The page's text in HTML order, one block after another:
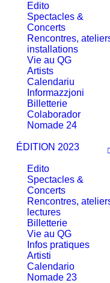
Edito
Spectacles &
Concerts
Rencontres,
installations
Vie au QG
Artists
Calendariu
Informazzjoni
Billetterie
Colaborador
Nomade 24
ÉDITION 2023
Edito
Spectacles &
Concerts
Rencontres,
lectures
Billetterie
Vie au QG
Infos pratiques
Artisti
Calendario
Nomade 23